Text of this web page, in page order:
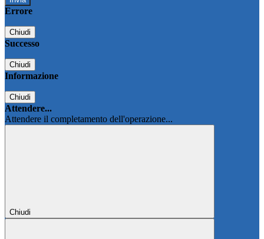
Errore
Chiudi
Successo
Chiudi
Informazione
Chiudi
Attendere...
Attendere il completamento dell'operazione...
Chiudi